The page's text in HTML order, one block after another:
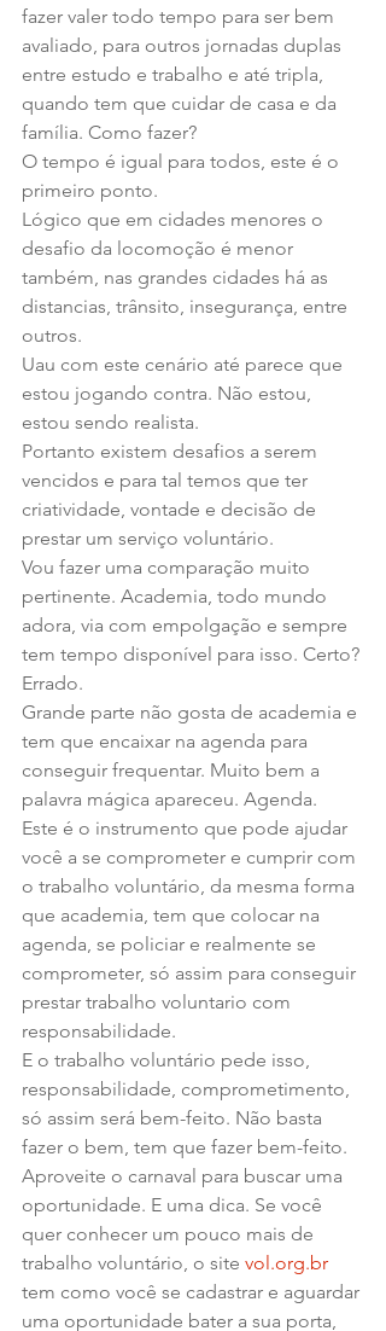
fazer valer todo tempo para ser bem
avaliado, para outros jornadas duplas
entre estudo e trabalho e até tripla,
quando tem que cuidar de casa e da
família. Como fazer?
O tempo é igual para todos, este é o
primeiro ponto.
Lógico que em cidades menores o
desafio da locomoção é menor
também, nas grandes cidades há as
distancias, trânsito, insegurança, entre
outros.
Uau com este cenário até parece que
estou jogando contra. Não estou,
estou sendo realista.
Portanto existem desafios a serem
vencidos e para tal temos que ter
criatividade, vontade e decisão de
prestar um serviço voluntário.
Vou fazer uma comparação muito
pertinente. Academia, todo mundo
adora, via com empolgação e sempre
tem tempo disponível para isso. Certo?
Errado.
Grande parte não gosta de academia e
tem que encaixar na agenda para
conseguir frequentar. Muito bem a
palavra mágica apareceu. Agenda.
Este é o instrumento que pode ajudar
você a se comprometer e cumprir com
o trabalho voluntário, da mesma forma
que academia, tem que colocar na
agenda, se policiar e realmente se
comprometer, só assim para conseguir
prestar trabalho voluntario com
responsabilidade.
E o trabalho voluntário pede isso,
responsabilidade, comprometimento,
só assim será bem-feito. Não basta
fazer o bem, tem que fazer bem-feito.
Aproveite o carnaval para buscar uma
oportunidade. E uma dica. Se você
quer conhecer um pouco mais de
trabalho voluntário, o site vol.org.br
tem como você se cadastrar e aguardar
uma oportunidade bater a sua porta,